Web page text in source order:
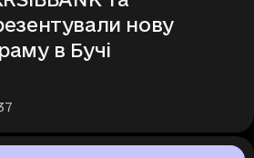
нову
в Бучі